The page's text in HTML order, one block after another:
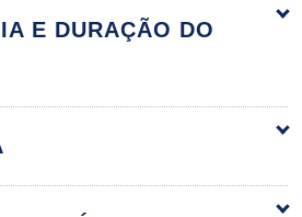
60h
O Evidente e o
E DURAÇÃO DO